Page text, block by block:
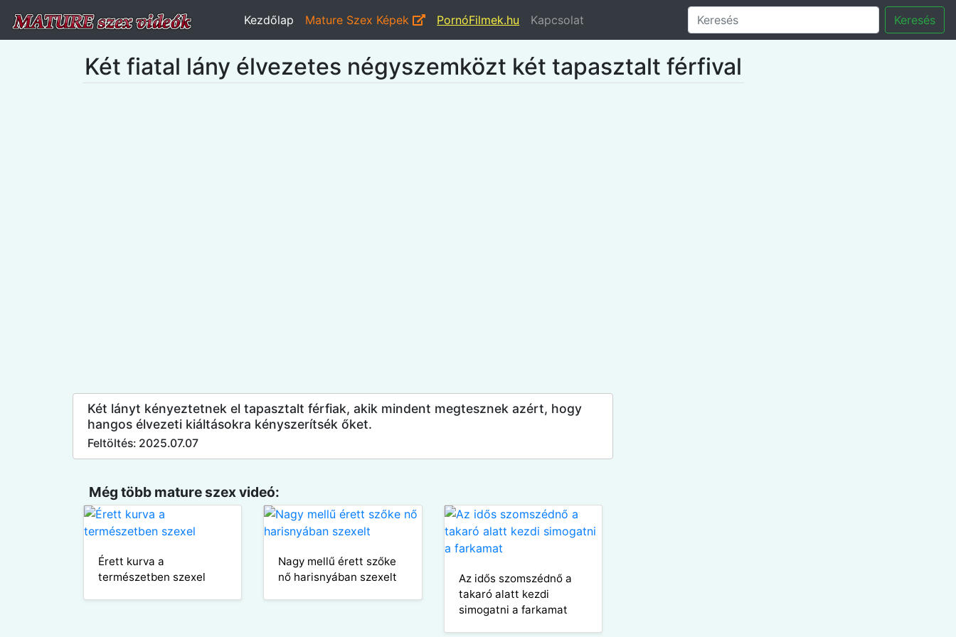
Kezdőlap Mature Szex Képek PornóFilmek.hu Kapcsolat Keresés
Két fiatal lány élvezetes négyszemközt két tapasztalt férfival
Két lányt kényeztetnek el tapasztalt férfiak, akik mindent megtesznek azért, hogy
hangos élvezeti kiáltásokra kényszerítsék őket.
Feltöltés: 2025.07.07
Még több mature szex videó:
Érett kurva a
természetben szexel
Nagy mellű érett szőke
nő harisnyában szexelt
Az idős szomszédnő a
takaró alatt kezdi
simogatni a farkamat